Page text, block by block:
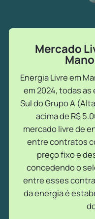
Mercado
Energia Livre em
em 2024, todas as
Sul do Grupo A
acima de R$
mercado livre de
entre contratos
preço fixo e
concedendo o
entre esses
da energia é